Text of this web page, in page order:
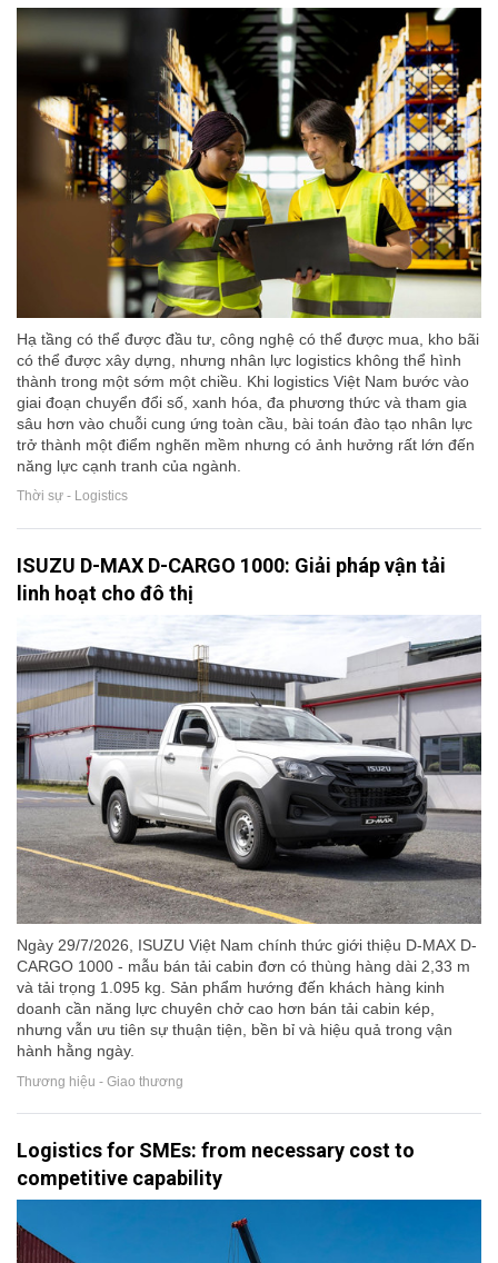
Hạ tầng có thể được đầu tư, công nghệ có thể được mua, kho bãi
có thể được xây dựng, nhưng nhân lực logistics không thể hình
thành trong một sớm một chiều. Khi logistics Việt Nam bước vào
giai đoạn chuyển đổi số, xanh hóa, đa phương thức và tham gia
sâu hơn vào chuỗi cung ứng toàn cầu, bài toán đào tạo nhân lực
trở thành một điểm nghẽn mềm nhưng có ảnh hưởng rất lớn đến
năng lực cạnh tranh của ngành.
Thời sự - Logistics
ISUZU D-MAX D-CARGO 1000: Giải pháp vận tải
linh hoạt cho đô thị
Ngày 29/7/2026, ISUZU Việt Nam chính thức giới thiệu D-MAX D-
CARGO 1000 - mẫu bán tải cabin đơn có thùng hàng dài 2,33 m
và tải trọng 1.095 kg. Sản phẩm hướng đến khách hàng kinh
doanh cần năng lực chuyên chở cao hơn bán tải cabin kép,
nhưng vẫn ưu tiên sự thuận tiện, bền bỉ và hiệu quả trong vận
hành hằng ngày.
Thương hiệu - Giao thương
Logistics for SMEs: from necessary cost to
competitive capability